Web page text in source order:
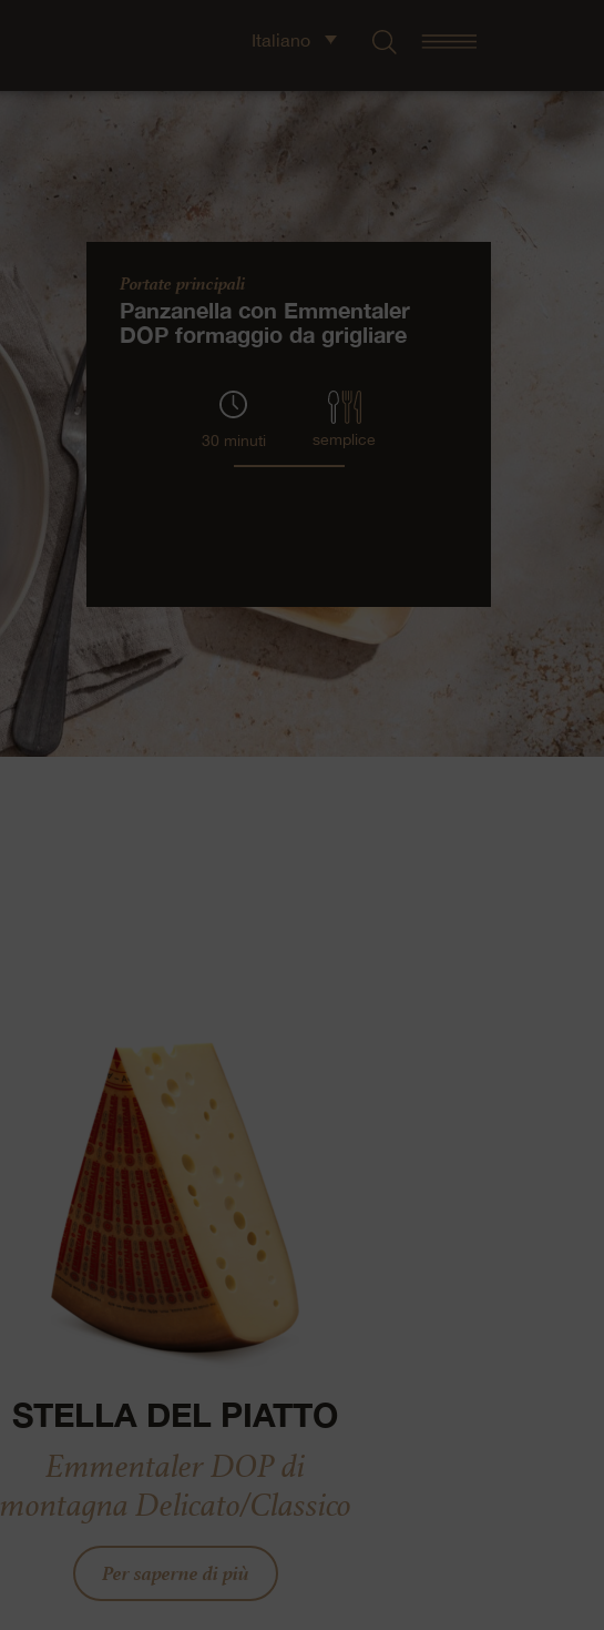
Italiano
Portate principali
Panzanella con Emmentaler
DOP formaggio da grigliare
30 minuti semplice
STELLA DEL PIATTO
Emmentaler DOP di
montagna Delicato/Classico
Per saperne di più